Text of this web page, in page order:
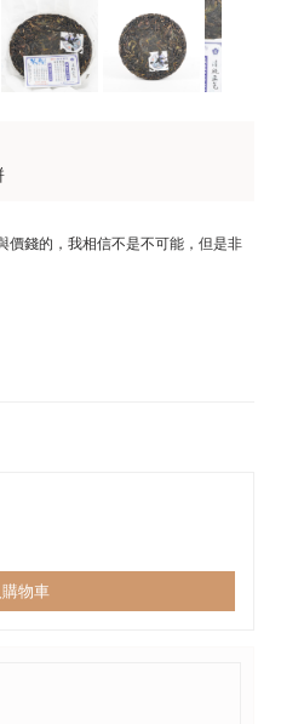
價錢的，我相信不是不可能，但是非
物車